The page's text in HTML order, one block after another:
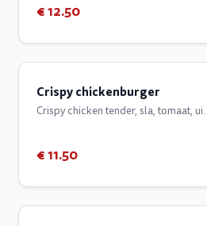
€ 12.50
Crispy chickenburger
Crispy chicken tender, sla, tomaat, ui.
€ 11.50